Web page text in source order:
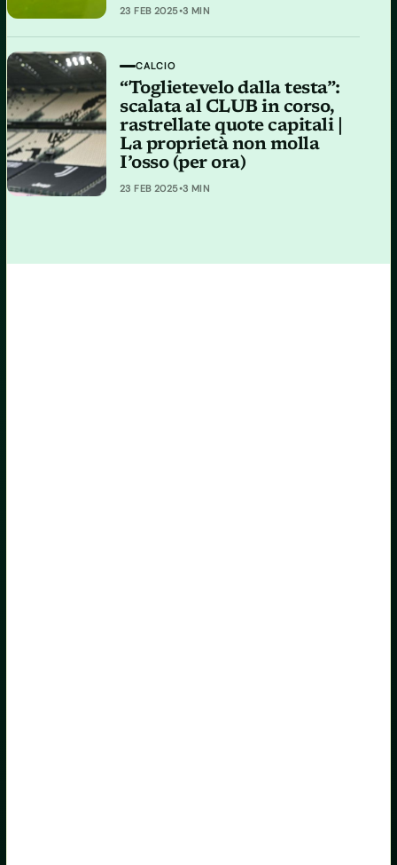
23 FEB 2025•3 MIN
CALCIO
“Toglietevelo dalla testa”:
scalata al CLUB in corso,
rastrellate quote capitali |
La proprietà non molla
I’osso (per ora)
23 FEB 2025•3 MIN